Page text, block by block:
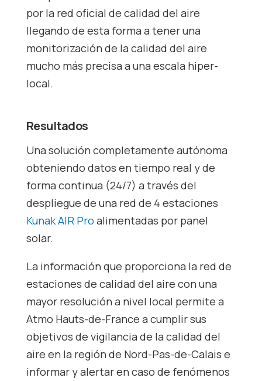
por la red oficial de calidad del aire
llegando de esta forma a tener una
monitorización de la calidad del aire
mucho más precisa a una escala hiper-
local.
Resultados
Una solución completamente autónoma
obteniendo datos en tiempo real y de
forma continua (24/7) a través del
despliegue de una red de 4 estaciones
Kunak AIR Pro alimentadas por panel
solar.
La información que proporciona la red de
estaciones de calidad del aire con una
mayor resolución a nivel local permite a
Atmo Hauts-de-France a cumplir sus
objetivos de vigilancia de la calidad del
aire en la región de Nord-Pas-de-Calais e
informar y alertar en caso de fenómenos